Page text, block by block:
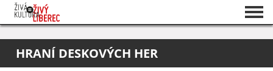
O projektu
HRANÍ DESKOVÝCH HER